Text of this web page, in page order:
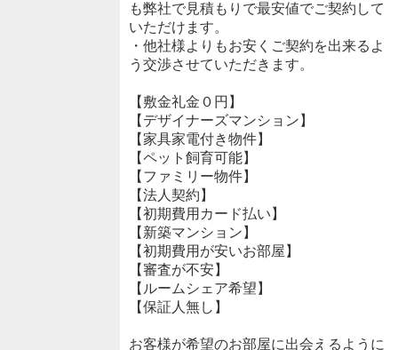
も弊社で見積もりで最安値でご契約して
いただけます。
・他社様よりもお安くご契約を出来るよ
う交渉させていただきます。
【敷金礼金０円】
【デザイナーズマンション】
【家具家電付き物件】
【ペット飼育可能】
【ファミリー物件】
【法人契約】
【初期費用カード払い】
【新築マンション】
【初期費用が安いお部屋】
【審査が不安】
【ルームシェア希望】
【保証人無し】
お客様が希望のお部屋に出会えるように